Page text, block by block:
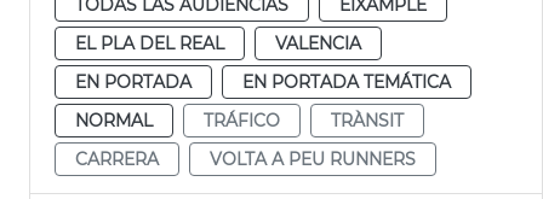
EL PLA DEL REAL
VALENCIA
EN PORTADA
EN PORTADA TEMÁTICA
NORMAL
TRÁFICO
TRÀNSIT
CARRERA
VOLTA A PEU RUNNERS